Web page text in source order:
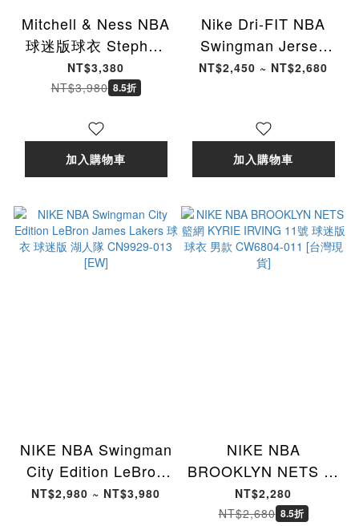
Mitchell & Ness NBA
球迷版球衣 Stephen
Curry 2009-10 Road
勇士 藍 MNSWJ-
NT$3,380
NT$3,980 8.5折
加入購物車
Nike Dri-FIT NBA
Swingman Jersey
CITY EDITION
款 DB4032-506 [EW]
NT$2,450 ~ NT$2,680
加入購物車
NIKE NBA Swingman
City Edition LeBron
James Lakers 球衣
NT$2,980 ~ NT$3,980
NIKE NBA
BROOKLYN NETS 籃
網 KYRIE IRVING 11
號 球迷版球衣 男款
NT$2,280
NT$2,680 8.5折